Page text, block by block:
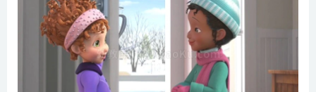
S01E23-S01E24.”Grow up,jojo!” — Nancy’s Supereme Night
S01E25-S01E26.Ice Skater Extraordinaire — Nancy L’Artiste
S01E27-S01E28.Vive la Revolution! — Million Dollar Minnow